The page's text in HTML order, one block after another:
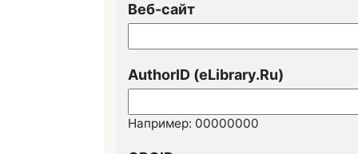
Веб-сайт
AuthorID (eLibrary.Ru)
Например: 00000000